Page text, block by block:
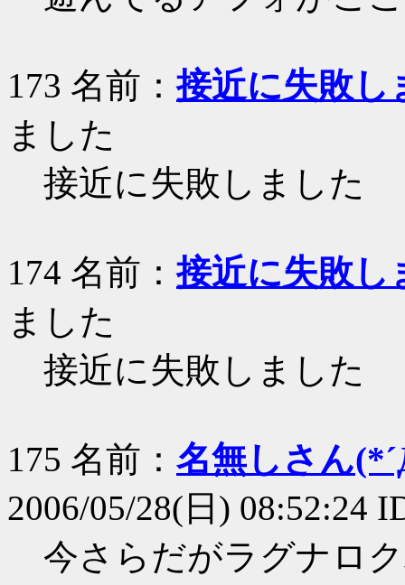
173 名前：接近に失敗し
ました
接近に失敗しました
174 名前：接近に失敗し
ました
接近に失敗しました
175 名前： 名無しさん
2006/05/28(日) 08:52:24
今さらだがラグナロ